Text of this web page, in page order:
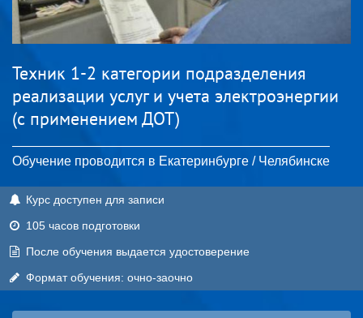
Техник 1-2 категории подразделения
реализации услуг и учета электроэнергии
(с применением ДОТ)
Обучение проводится в Екатеринбурге / Челябинске
Курс доступен для записи
105 часов подготовки
После обучения выдается удостоверение
Формат обучения: очно-заочно